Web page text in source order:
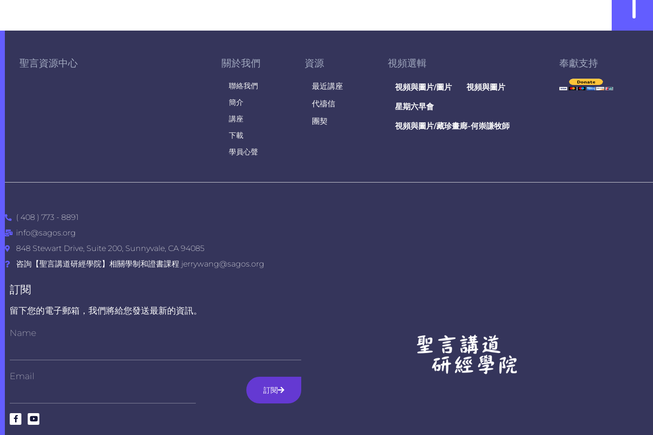
聖言資源中心 關於我們
聯絡我們
簡介
講座
下載
學員心聲
資源
最近講座
代禱信
團契
視頻選輯
視頻與圖片/圖片
視頻與圖片
星期六早會
視頻與圖片/藏珍畫廊-何崇謙牧師
奉獻支持
( 408 ) 773 - 8891
info@sagos.org
848 Stewart Drive, Suite 200, Sunnyvale, CA 94085
咨詢【聖言講道研經學院】相關學制和證書課程 jerrywang@sagos.org
訂閱
留下您的電子郵箱，我們將給您發送最新的資訊。
Name
Email
訂閱